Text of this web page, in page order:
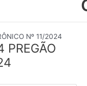
Nº 11/2024
PREGÃO